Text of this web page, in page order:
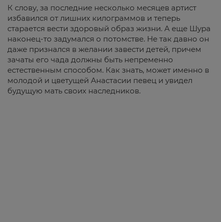
К слову, за последние несколько месяцев артист
избавился от лишних килограммов и теперь
старается вести здоровый образ жизни. А еще Шура
наконец-то задумался о потомстве. Не так давно он
даже признался в желании завести детей, причем
зачаты его чада должны быть непременно
естественным способом. Как знать, может именно в
молодой и цветущей Анастасии певец и увидел
будущую мать своих наследников.